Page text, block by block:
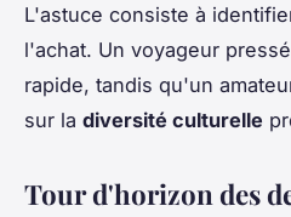
L'astuce consiste à
l'achat. Un voyageur
rapide, tandis qu'un
sur la diversité culturelle
Tour d'horizon des